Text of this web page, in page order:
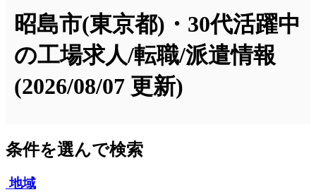
昭島市(東京都)・30代活躍中
の工場求人/転職/派遣情報
(2026/08/07 更新)
条件を選んで検索
地域